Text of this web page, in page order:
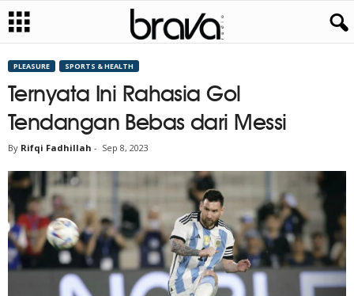
PLEASURE SPORTS & HEALTH
Ternyata Ini Rahasia Gol
Tendangan Bebas dari Messi
By Rifqi Fadhillah - Sep 8, 2023